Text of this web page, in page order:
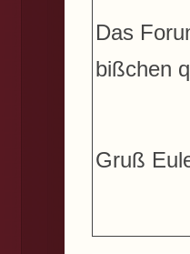
Das
bißchen
Gruß